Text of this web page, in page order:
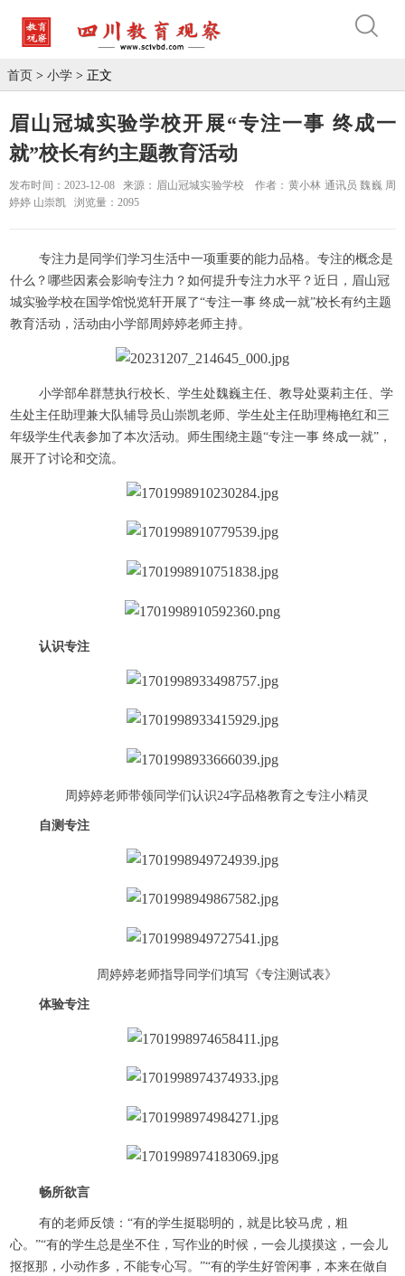
首页 > 小学 > 正文
眉山冠城实验学校开展“专注一事 终成一
就”校长有约主题教育活动
发布时间：2023-12-08 来源：眉山冠城实验学校
作者：黄小林 通讯员 魏巍 周
婷婷 山崇凯
浏览量：2095
专注力是同学们学习生活中一项重要的能力品格。专注的概念是
什么？哪些因素会影响专注力？如何提升专注力水平？近日，眉山冠
城实验学校在国学馆悦览轩开展了“专注一事 终成一就”校长有约主题
教育活动，活动由小学部周婷婷老师主持。
小学部牟群慧执行校长、学生处魏巍主任、教导处粟莉主任、学
生处主任助理兼大队辅导员山崇凯老师、学生处主任助理梅艳红和三
年级学生代表参加了本次活动。师生围绕主题“专注一事 终成一就”，
展开了讨论和交流。
认识专注
周婷婷老师带领同学们认识24字品格教育之专注小精灵
自测专注
周婷婷老师指导同学们填写《专注测试表》
体验专注
畅所欲言
有的老师反馈：“有的学生挺聪明的，就是比较马虎，粗
心。”“有的学生总是坐不住，写作业的时候，一会儿摸摸这，一会儿
抠抠那，小动作多，不能专心写。”“有的学生好管闲事，本来在做自